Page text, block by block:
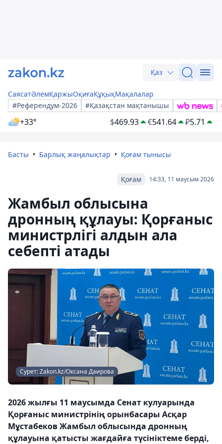
Қаз
СаясатӘлемҚаржыОқиғаҚұқықМақалалар
#Референдум-2026
#Қазақстан мақтанышы
+33° $469.93 €541.64 ₽5.71
Басты Барлық жаңалықтар Қоғам тынысы
14:33, 11 маусым 2026
Қоғам
Жамбыл облысына
дронның құлауы: Қорғаныс
министрлігі алдын ала
себепті атады
Сурет: Zakon.kz/Оксана Даирова
2026 жылғы 11 маусымда Сенат кулуарында
Қорғаныс министрінің орынбасары Асқар
Мұстабеков Жамбыл облысында дронның
құлауына қатысты жағдайға түсініктеме берді,